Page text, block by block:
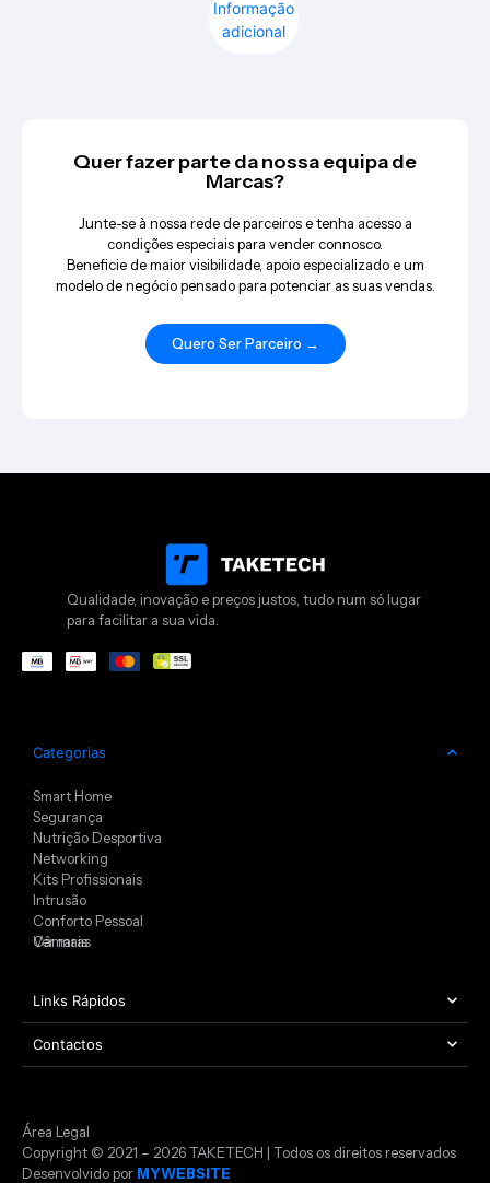
Informação
adicional
Quer fazer parte da nossa equipa de
Marcas?
Junte-se à nossa rede de parceiros e tenha acesso a
condições especiais para vender connosco.
Beneficie de maior visibilidade, apoio especializado e um
modelo de negócio pensado para potenciar as suas vendas.
Quero Ser Parceiro →
Qualidade, inovação e preços justos, tudo num só lugar
para facilitar a sua vida.
Categorias
Smart Home
Segurança
Nutrição Desportiva
Networking
Kits Profissionais
Intrusão
Conforto Pessoal
Câmaras
Ver mais
Links Rápidos
Contactos
Copyright © 2021 – 2026 TAKETECH | Todos os direitos reservados
Desenvolvido por MYWEBSITE
Área Legal